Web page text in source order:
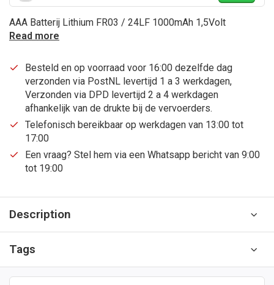
AAA Batterij Lithium FR03 / 24LF 1000mAh 1,5Volt
Read more
Besteld en op voorraad voor 16:00 dezelfde dag
verzonden via PostNL levertijd 1 a 3 werkdagen,
Verzonden via DPD levertijd 2 a 4 werkdagen
afhankelijk van de drukte bij de vervoerders.
Telefonisch bereikbaar op werkdagen van 13:00 tot
17:00
Een vraag? Stel hem via een Whatsapp bericht van 9:00
tot 19:00
Description
Tags